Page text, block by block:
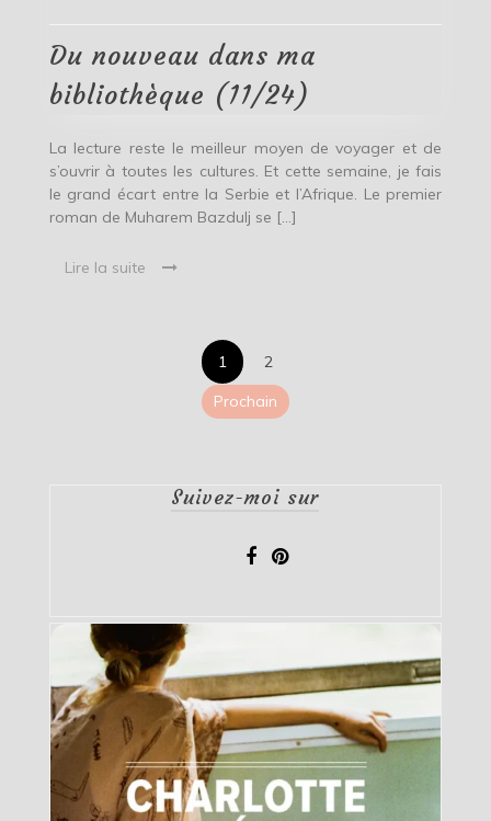
bibliothèque
Du nouveau dans ma
bibliothèque (11/24)
La lecture reste le meilleur moyen de voyager et de
s’ouvrir à toutes les cultures. Et cette semaine, je fais
le grand écart entre la Serbie et l’Afrique. Le premier
roman de Muharem Bazdulj se […]
Lire la suite
Pagination
des
1
2
Prochain
Suivez-moi sur